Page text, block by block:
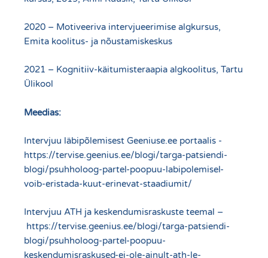
2020 – Motiveeriva intervjueerimise algkursus,
Emita koolitus- ja nõustamiskeskus
2021 – Kognitiiv-käitumisteraapia algkoolitus, Tartu
Ülikool
Meedias:
Intervjuu läbipõlemisest Geeniuse.ee portaalis -
https://tervise.geenius.ee/blogi/targa-patsiendi-
blogi/psuhholoog-partel-poopuu-labipolemisel-
voib-eristada-kuut-erinevat-staadiumit/
Intervjuu ATH ja keskendumisraskuste teemal –
https://tervise.geenius.ee/blogi/targa-patsiendi-
blogi/psuhholoog-partel-poopuu-
keskendumisraskused-ei-ole-ainult-ath-le-